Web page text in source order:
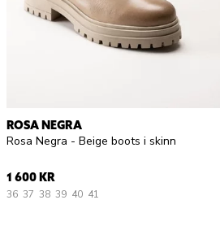
ROSA NEGRA
Rosa Negra - Beige boots i skinn
1 600 KR
36 37 38 39 40 41